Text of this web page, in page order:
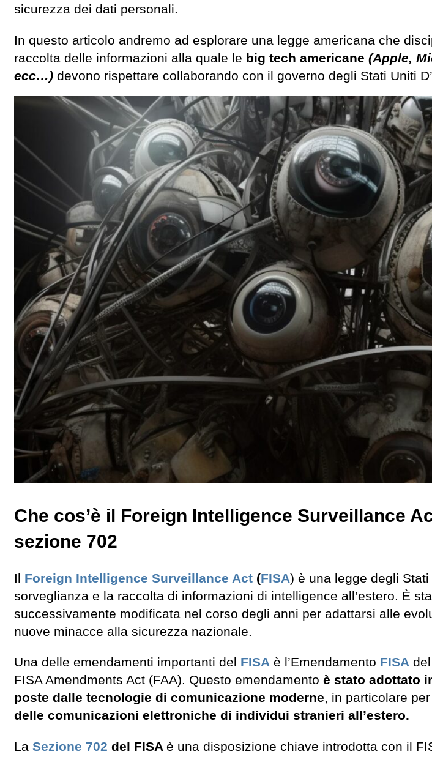
sicurezza dei dati personali.
In questo articolo andremo ad esplorare una legge americana che
raccolta delle informazioni alla quale le big tech americane (Apple,
ecc…) devono rispettare collaborando con il governo degli Stati Uniti
Che cos’è il Foreign Intelligence Surveillance
sezione 702
Il Foreign Intelligence Surveillance Act (FISA) è una legge degli
sorveglianza e la raccolta di informazioni di intelligence all’estero. È
successivamente modificata nel corso degli anni per adattarsi alle
nuove minacce alla sicurezza nazionale.
Una delle emendamenti importanti del FISA è l’Emendamento FISA
FISA Amendments Act (FAA). Questo emendamento è stato adottato
poste dalle tecnologie di comunicazione moderne, in particolare
delle comunicazioni elettroniche di individui stranieri all’estero.
La Sezione 702 del FISA è una disposizione chiave introdotta con il